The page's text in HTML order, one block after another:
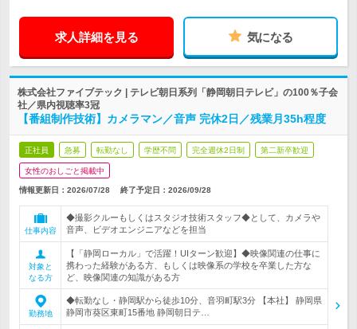
求人詳細を見る 気になる
株式会社ファイブテック | テレビ朝日系列「静岡朝日テレビ」の100％子会
社／県内視聴率3冠
【番組制作技術】カメラマン／音声 完休2日／残業月35h程度
正社員 急募 転勤なし 学歴不問 完全週休2日制 第二新卒歓迎
女性のおしごと掲載中
情報更新日：2026/07/28 終了予定日： 2026/09/28
仕事内容
◆撮影クルーもしくはスタジオ技術スタッフ◆として、カメラや
音声、ビデオエンジニアなどを担当
対象と
なる方
【「静岡ローカル」で活躍！UIターン歓迎】◆映像関連の仕事に
携わった経験がある方、もしくは映像系の学校を卒業した方な
ど、映像関連の知識がある方
勤務地
◆転勤なし・静岡駅から徒歩10分、音羽町駅3分 【本社】 静岡県
静岡市葵区東町15番地 静岡朝日テ…